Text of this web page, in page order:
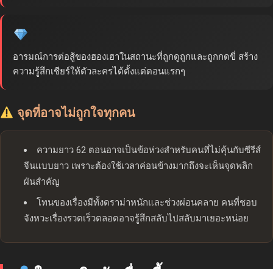
อารมณ์การต่อสู้ของฮองเฮาในสถานะที่ถูกดูถูกและถูกกดขี่ สร้าง
ความรู้สึกเชียร์ให้ตัวละครได้ตั้งแต่ตอนแรกๆ
จุดที่อาจไม่ถูกใจทุกคน
ความยาว 62 ตอนอาจเป็นข้อห่วงสำหรับคนที่ไม่คุ้นกับซีรีส์
จีนแบบยาว เพราะต้องใช้เวลาค่อนข้างมากถึงจะเห็นจุดพลิก
ผันสำคัญ
โทนของเรื่องมีทั้งดราม่าหนักและช่วงผ่อนคลาย คนที่ชอบ
จังหวะเรื่องรวดเร็วตลอดอาจรู้สึกสลับไปสลับมาเยอะหน่อย